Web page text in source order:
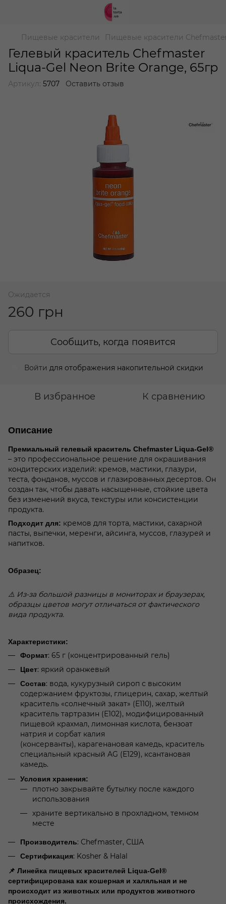
Пищевые красители Пищевые красители
Гелевый краситель Chefmaster
Liqua-Gel Neon Brite Orange, 65гр
Артикул: 5707 Оставить отзыв
Ожидается
260 грн
Сообщить, когда появится
Войти для отображения накопительной скидки
В избранное К сравнению
Описание
Премиальный гелевый краситель Chefmaster Liqua-Gel®
– это профессиональное решение для окрашивания
кондитерских изделий: кремов, мастики, глазури,
теста, фонданов, муссов и глазированных десертов. Он
создан так, чтобы давать насыщенные, стойкие цвета
без изменений вкуса, текстуры или консистенции
продукта.
Подходит для: кремов для торта, мастики, сахарной
пасты, выпечки, меренги, айсинга, муссов, глазурей и
напитков.
Образец:
⚠️ Из-за большой разницы в мониторах и браузерах,
образцы цветов могут отличаться от фактического
вида продукта.
Характеристики:
Формат: 65 г (концентрированный гель)
Цвет: яркий оранжевый
Состав: вода, кукурузный сироп с высоким
содержанием фруктозы, глицерин, сахар, желтый
краситель «солнечный закат» (E110), желтый
краситель тартразин (E102), модифицированный
пищевой крахмал, лимонная кислота, бензоат
натрия и сорбат калия
(консерванты), карагенановая камедь, краситель
специальный красный AG (E129), ксантановая
камедь.
Условия хранения:
плотно закрывайте бутылку после каждого
использования
храните вертикально в прохладном, темном
месте
Производитель: Chefmaster, США
Сертификация: Kosher & Halal
📌 Линейка пищевых красителей Liqua-Gel®
сертифицирована как кошерная и халяльная и не
происходит из животных или продуктов животного
происхождения.